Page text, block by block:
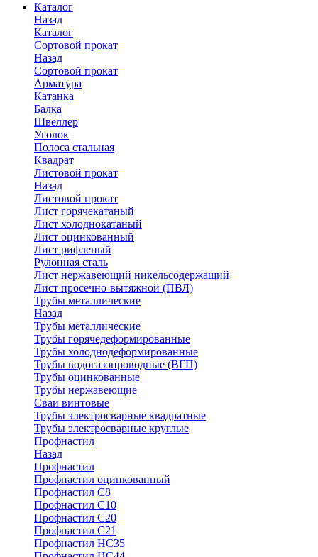
Каталог
Назад
Каталог
Сортовой прокат
Назад
Сортовой прокат
Арматура
Катанка
Балка
Швеллер
Уголок
Полоса стальная
Квадрат
Листовой прокат
Назад
Листовой прокат
Лист горячекатаный
Лист холоднокатаный
Лист оцинкованный
Лист рифленый
Рулонная сталь
Лист нержавеющий никельсодержащий
Лист просечно-вытяжной (ПВЛ)
Трубы металлические
Назад
Трубы металлические
Трубы горячедеформированные
Трубы холоднодеформированные
Трубы водогазопроводные (ВГП)
Трубы оцинкованные
Трубы нержавеющие
Сваи винтовые
Трубы электросварные квадратные
Трубы электросварные круглые
Профнастил
Назад
Профнастил
Профнастил оцинкованный
Профнастил С8
Профнастил С10
Профнастил С20
Профнастил С21
Профнастил НС35